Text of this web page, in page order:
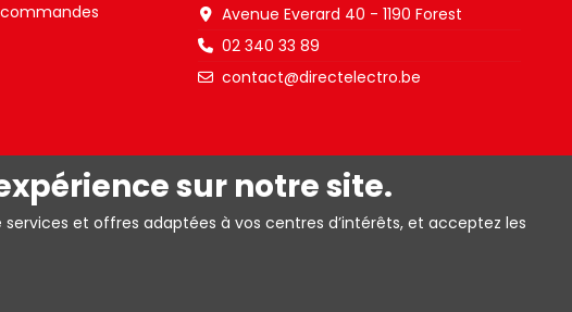
Avenue Everard 40 - 1190 Forest
02 340 33 89
contact@directelectro.be
sur notre site.
et offres adaptées à vos centres d’intérêts, et acceptez les